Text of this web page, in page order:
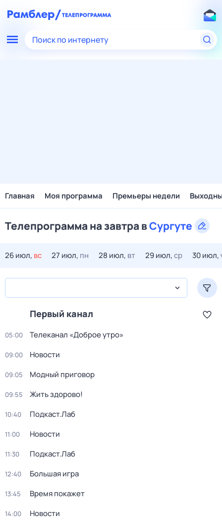
Поиск по интернету
Главная Моя программа Премьеры недели
Телепрограмма на завтра вСургуте
26 июл, вс 27 июл, пн 28 июл, вт 29 июл,ср 30 июл,
Первый канал
05:00 Телеканал «Доброе утро»
09:00 Новости
09:05 Модный приговор
09:55 Жить здорово!
10:40 Подкаст.Лаб
11:00 Новости
11:30 Подкаст.Лаб
12:40 Большая игра
13:45 Время покажет
14:00 Новости